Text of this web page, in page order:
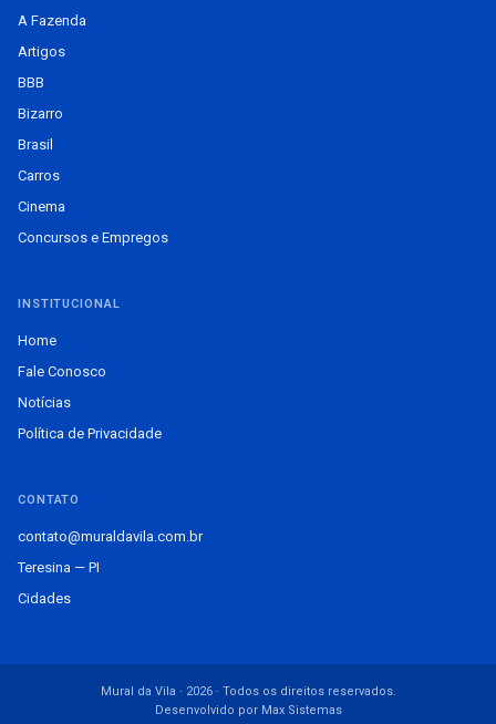
A Fazenda
Artigos
BBB
Bizarro
Brasil
Carros
Cinema
Concursos e Empregos
INSTITUCIONAL
Home
Fale Conosco
Notícias
Política de Privacidade
CONTATO
contato@muraldavila.com.br
Teresina — PI
Cidades
Mural da Vila · 2026 · Todos os direitos reservados.
Desenvolvido por Max Sistemas